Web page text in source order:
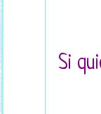
Si